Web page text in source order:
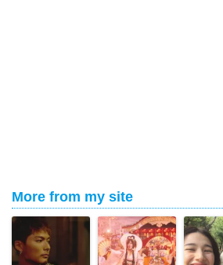
More from my site